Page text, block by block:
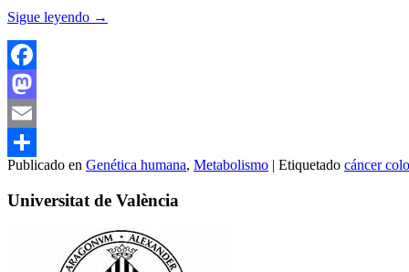
Sigue leyendo →
Facebook
Mastodon
Email
Compartir
Publicado en Genética humana, Metabolismo | Etiquetado cáncer
Universitat de València